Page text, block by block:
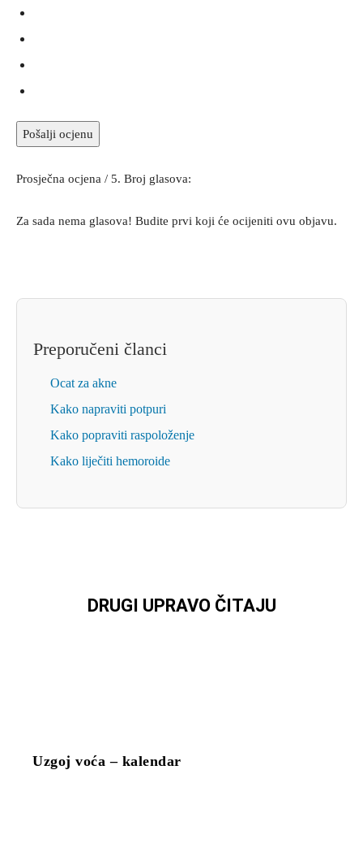
Pošalji ocjenu
Prosječna ocjena / 5. Broj glasova:
Za sada nema glasova! Budite prvi koji će ocijeniti ovu objavu.
Preporučeni članci
Ocat za akne
Kako napraviti potpuri
Kako popraviti raspoloženje
Kako liječiti hemoroide
DRUGI UPRAVO ČITAJU
Uzgoj voća – kalendar